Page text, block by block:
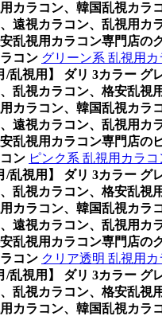
カラコン、韓国乱視カラ
遠視カラコン、乱視用カ
安乱視用カラコン専門店の
コン グリーン系 乱視用カ
/乱視用】 ダリ 3カラー グ
乱視カラコン、格安乱視
カラコン、韓国乱視カラ
遠視カラコン、乱視用カ
安乱視用カラコン専門店の
ン ピンク系 乱視用カラコ
/乱視用】 ダリ 3カラー グ
乱視カラコン、格安乱視
カラコン、韓国乱視カラ
遠視カラコン、乱視用カ
安乱視用カラコン専門店の
コン クリア透明 乱視用カ
/乱視用】 ダリ 3カラー グ
乱視カラコン、格安乱視
カラコン、韓国乱視カラ